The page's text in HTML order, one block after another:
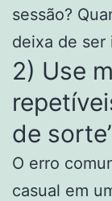
sessão?
deixa de ser
2) Use
de
O erro
casual em